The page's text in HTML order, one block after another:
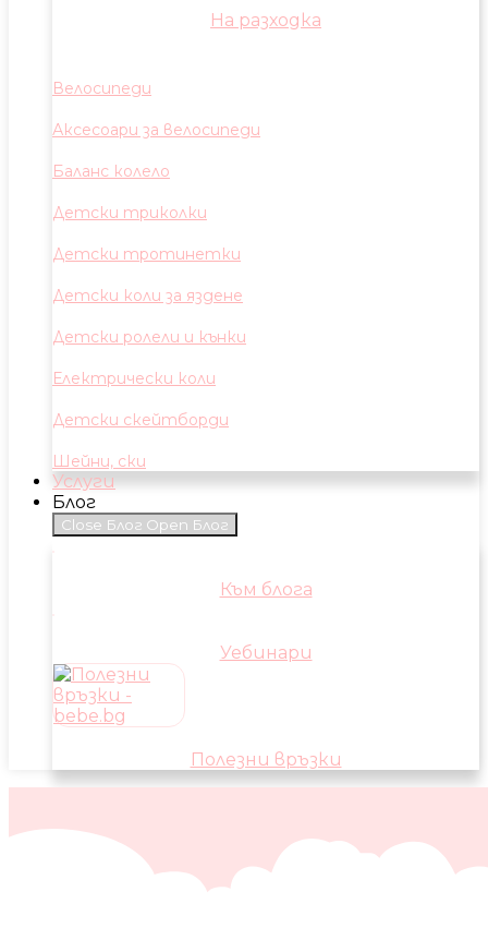
На разходка
Велосипеди
Аксесоари за велосипеди
Баланс колело
Детски триколки
Детски тротинетки
Детски коли за яздене
Детски ролели и кънки
Електрически коли
Детски скейтборди
Шейни, ски
Услуги
Блог
Close Блог Open Блог
Към блога
Уебинари
Полезни връзки